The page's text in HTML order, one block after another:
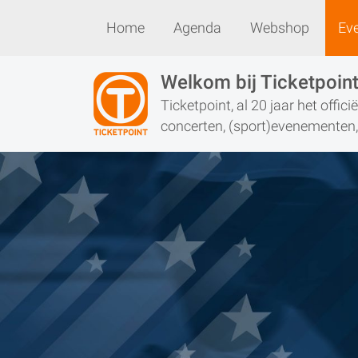
Home Agenda Webshop
Home Agenda Webshop
Welkom bij Ticketpoint
Ticketpoint, al 20 jaar het
concerten,